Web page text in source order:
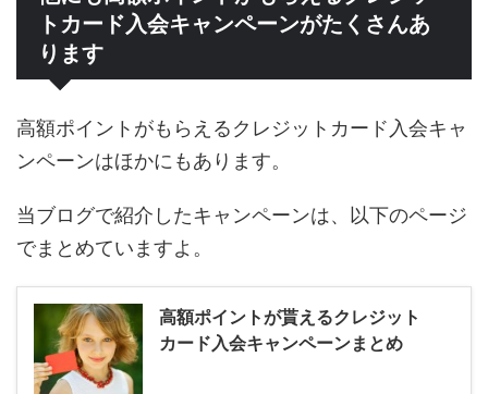
トカード入会キャンペーンがたくさんあ
ります
高額ポイントがもらえるクレジットカード入会キャ
ンペーンはほかにもあります。
当ブログで紹介したキャンペーンは、以下のページ
でまとめていますよ。
高額ポイントが貰えるクレジット
カード入会キャンペーンまとめ